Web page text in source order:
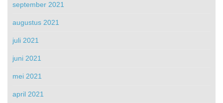
september 2021
augustus 2021
juli 2021
juni 2021
mei 2021
april 2021